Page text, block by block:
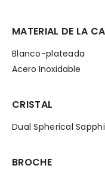
MATERIAL DE LA
Blanco-plateada
Acero Inoxidable
CRISTAL
Dual Spherical
BROCHE